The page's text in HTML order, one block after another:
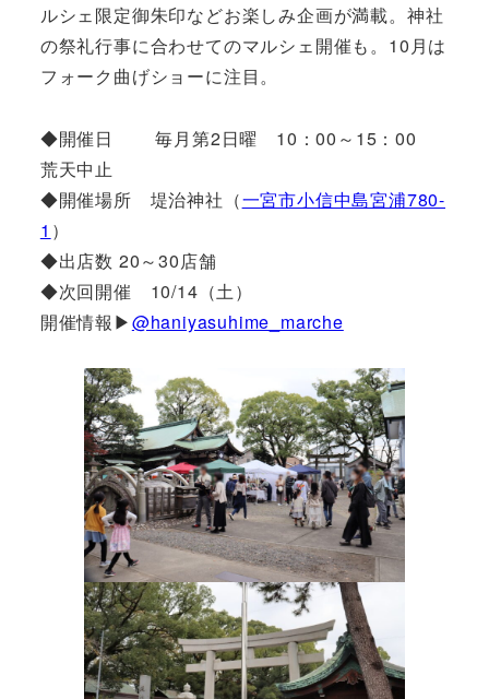
ルシェ限定御朱印などお楽しみ企画が満載。神社
の祭礼行事に合わせてのマルシェ開催も。10月は
フォーク曲げショーに注目。
◆開催日 毎月第2日曜 10：00～15：00
荒天中止
◆開催場所 堤治神社（一宮市小信中島宮浦780-
1 ）
◆出店数 20～30店舗
◆次回開催 10/14（土）
開催情報▶@haniyasuhime_marche